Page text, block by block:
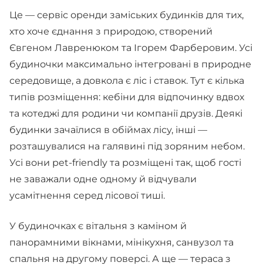
Це — сервіс оренди заміських будинків для тих,
хто хоче єднання з природою, створений
Євгеном Лавренюком та Ігорем Фарберовим. Усі
будиночки максимально інтегровані в природне
середовище, а довкола є ліс і ставок. Тут є кілька
типів розміщення: кебіни для відпочинку вдвох
та котеджі для родини чи компанії друзів. Деякі
будинки зачаїлися в обіймах лісу, інші —
розташувалися на галявині під зоряним небом.
Усі вони pet-friendly та розміщені так, щоб гості
не заважали одне одному й відчували
усамітнення серед лісової тиші.
У будиночках є вітальня з каміном й
панорамними вікнами, мінікухня, санвузол та
спальня на другому поверсі. А ще — тераса з